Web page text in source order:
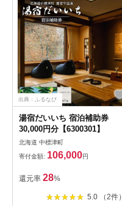
出典：ふるなび
湯宿だいいち 宿泊補助券
30,000円分【6300301】
北海道 中標津町
寄付金額: 106,000円
還元率 28%
5.0 （2件）